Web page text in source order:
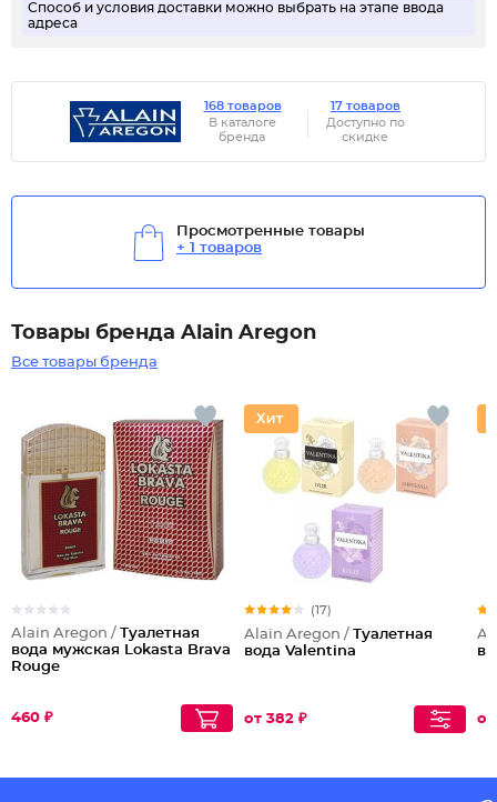
Способ и условия доставки можно выбрать на этапе ввода
адреса
168 товаров
В каталоге
бренда
17 товаров
Доступно по
скидке
Просмотренные товары
+ 1 товаров
Товары бренда Alain Aregon
Все товары бренда
Alain Aregon / Туалетная
вода мужская Lokasta Brava
Rouge
460 ₽
(17)
Alain Aregon / Туалетная
вода Valentina
от 382 ₽ от